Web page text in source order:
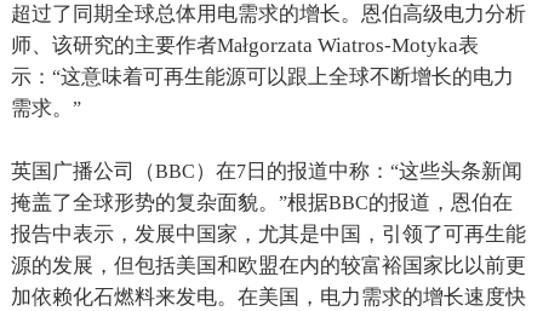
超过了同期全球总体用电需求的增长。恩伯高级电力分析
师、该研究的主要作者Małgorzata Wiatros-Motyka表
示： “这意味着可再生能源可以跟上全球不断增长的电力
需求。 ”
英国广播公司（BBC）在7日的报道中称： “这些头条新闻
掩盖了全球形势的复杂面貌。 ”根据BBC的报道，恩伯在
报告中表示，发展中国家，尤其是中国，引领了可再生能
源的发展，但包括美国和欧盟在内的较富裕国家比以前更
加依赖化石燃料来发电。在美国，电力需求的增长速度快